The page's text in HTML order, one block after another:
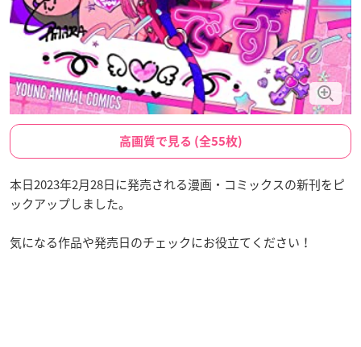
高画質で見る (全55枚)
本日2023年2月28日に発売される漫画・コミックスの新刊をピ
ックアップしました。
気になる作品や発売日のチェックにお役立てください！